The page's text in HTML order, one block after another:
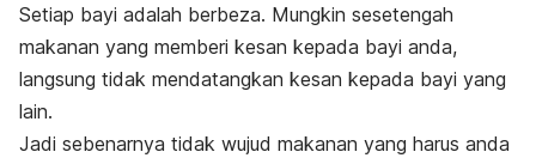
Setiap bayi adalah berbeza. Mungkin sesetengah
makanan yang memberi kesan kepada bayi anda,
langsung tidak mendatangkan kesan kepada bayi yang
lain.
Jadi sebenarnya tidak wujud makanan yang harus anda